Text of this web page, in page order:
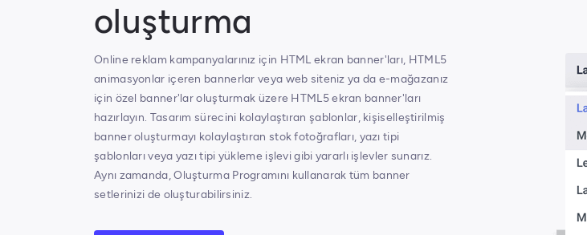
oluşturma
Online reklam kampanyalarınız için HTML ekran banner'ları, HTML5
animasyonlar içeren bannerlar veya web siteniz ya da e-mağazanız
için özel banner'lar oluşturmak üzere HTML5 ekran banner'ları
hazırlayın. Tasarım sürecini kolaylaştıran şablonlar, kişiselleştirilmiş
banner oluşturmayı kolaylaştıran stok fotoğrafları, yazı tipi
şablonları veya yazı tipi yükleme işlevi gibi yararlı işlevler sunarız.
Aynı zamanda, Oluşturma Programını kullanarak tüm banner
setlerinizi de oluşturabilirsiniz.